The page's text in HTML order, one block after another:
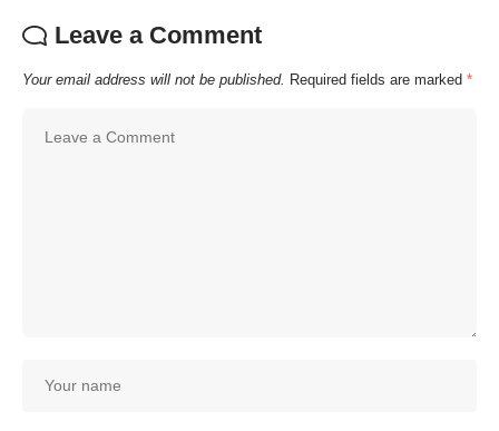
Leave a Comment
Your email address will not be published. Required fields are marked *